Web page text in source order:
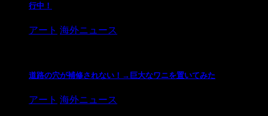
行中！
アート 海外ニュース
道路の穴が補修されない！→巨大なワニを置いてみた
アート 海外ニュース